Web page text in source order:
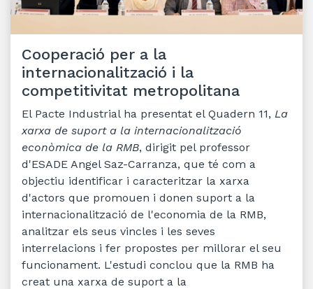
Cooperació per a la
internacionalització i la
competitivitat metropolitana
El Pacte Industrial ha presentat el Quadern 11, La
xarxa de suport a la internacionalització
econòmica de la RMB, dirigit pel professor
d'ESADE Angel Saz-Carranza, que té com a
objectiu identificar i caracteritzar la xarxa
d'actors que promouen i donen suport a la
internacionalització de l'economia de la RMB,
analitzar els seus vincles i les seves
interrelacions i fer propostes per millorar el seu
funcionament. L'estudi conclou que la RMB ha
creat una xarxa de suport a la